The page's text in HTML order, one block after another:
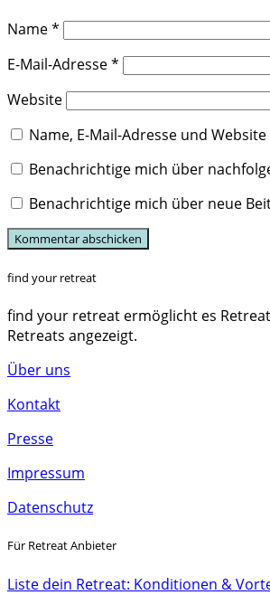
Name*
E-Mail-Adresse*
Website
Name, E-Mail-Adresse und
Benachrichtige mich über
Benachrichtige mich über neue
find your retreat
find your retreat ermöglicht es
Retreats angezeigt.
Über uns
Kontakt
Presse
Impressum
Datenschutz
Für Retreat Anbieter
Liste dein Retreat: Konditionen &